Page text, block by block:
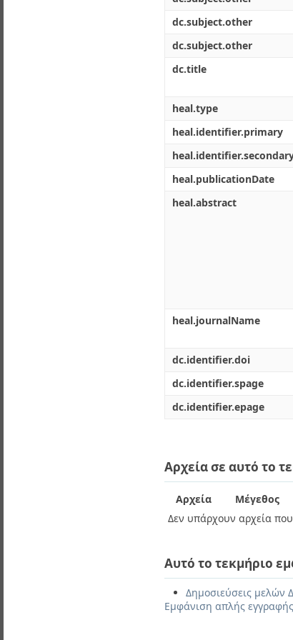
dc.subject.other
dc.subject.other
dc.title
heal.type
heal.identifier.primary
heal.publicationDate
heal.abstract
heal.journalName
dc.identifier.doi
dc.identifier.spage
dc.identifier.epage
Αρχεία σε αυτό το
Αρχεία Μέγεθος
Δεν υπάρχουν αρχεία που
Αυτό το τεκμήριο
Δημοσιεύσεις μελών
Εμφάνιση απλής εγγραφής